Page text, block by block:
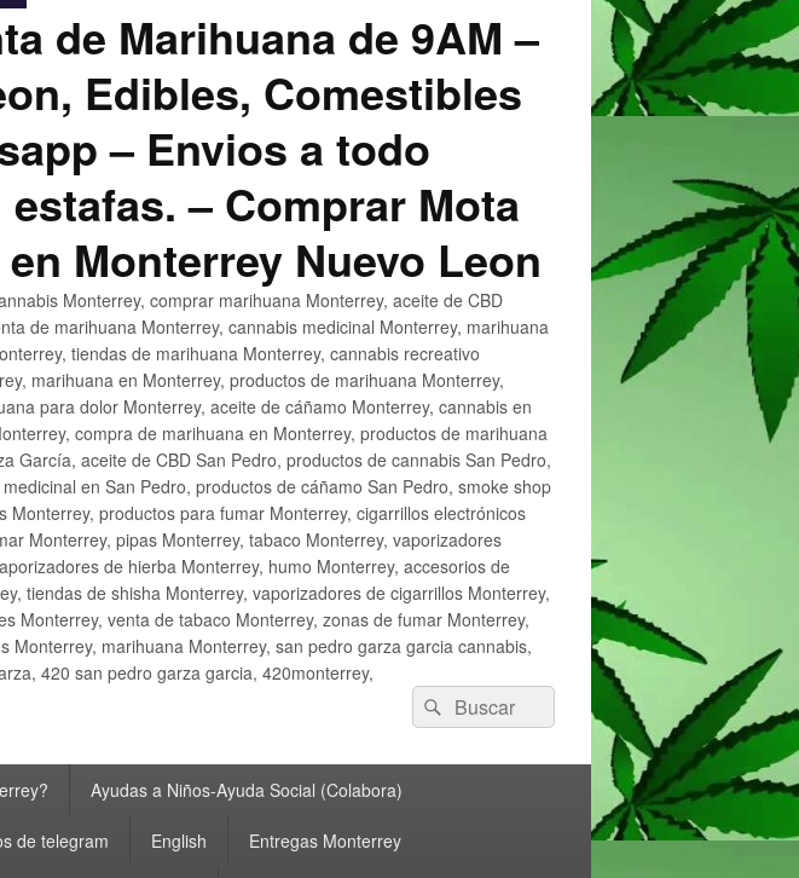
de Marihuana de 9AM –
Edibles, Comestibles
– Envios a todo
– Comprar Mota
Monterrey Nuevo Leon
Monterrey, comprar marihuana Monterrey, aceite de CBD
de marihuana Monterrey, cannabis medicinal Monterrey, marihuana
tiendas de marihuana Monterrey, cannabis recreativo
marihuana en Monterrey, productos de marihuana Monterrey,
para dolor Monterrey, aceite de cáñamo Monterrey, cannabis en
compra de marihuana en Monterrey, productos de marihuana
García, aceite de CBD San Pedro, productos de cannabis San Pedro,
en San Pedro, productos de cáñamo San Pedro, smoke shop
productos para fumar Monterrey, cigarrillos electrónicos
Monterrey, pipas Monterrey, tabaco Monterrey, vaporizadores
de hierba Monterrey, humo Monterrey, accesorios de
tiendas de shisha Monterrey, vaporizadores de cigarrillos Monterrey,
Monterrey, venta de tabaco Monterrey, zonas de fumar Monterrey,
marihuana Monterrey, san pedro garza garcia cannabis,
420 san pedro garza garcia, 420monterrey,
Buscar
por:
Buscar
Ayudas a Niños-Ayuda Social (Colabora)
de telegram English Entregas Monterrey